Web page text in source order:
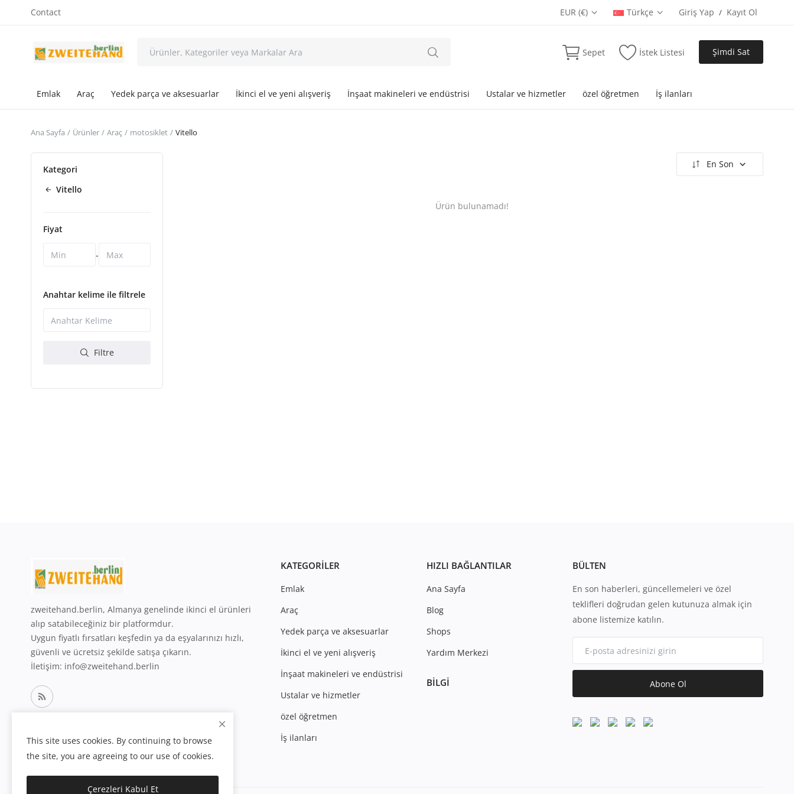
Contact EUR (€) Türkçe Giriş Yap / Kayıt Ol
Sepet İstek Listesi Şimdi Sat
Emlak Araç Yedek parça ve aksesuarlar İkinci el ve yeni alışveriş İnşaat makineleri ve endüstrisi Ustalar ve hizmetler özel öğretmen İş ilanları
Ana Sayfa Ürünler Araç motosiklet Vitello
Kategori
Vitello
Fiyat
-
Anahtar kelime ile filtrele
Filtre
En Son
Ürün bulunamadı!
zweitehand.berlin, Almanya genelinde ikinci el ürünleri
alıp satabileceğiniz bir platformdur.
Uygun fiyatlı fırsatları keşfedin ya da eşyalarınızı hızlı,
güvenli ve ücretsiz şekilde satışa çıkarın.
İletişim: info@zweitehand.berlin
KATEGORILER
Emlak
Araç
Yedek parça ve aksesuarlar
İkinci el ve yeni alışveriş
İnşaat makineleri ve endüstrisi
Ustalar ve hizmetler
özel öğretmen
İş ilanları
HIZLI BAĞLANTILAR
Ana Sayfa
Blog
Shops
Yardım Merkezi
BILGI
BÜLTEN
En son haberleri, güncellemeleri ve özel
teklifleri doğrudan gelen kutunuza almak için
abone listemize katılın.
Abone Ol
This site uses cookies. By continuing to browse
the site, you are agreeing to our use of cookies.
Çerezleri Kabul Et